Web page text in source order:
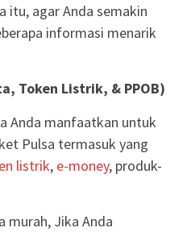
itu, agar Anda semakin
informasi menarik
Token Listrik, & PPOB)
Anda manfaatkan untuk
Pulsa termasuk yang
listrik, e-money, produk-
murah, Jika Anda